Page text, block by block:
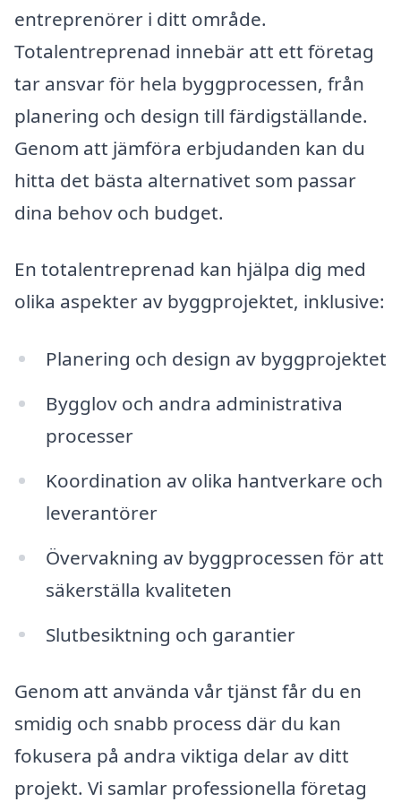
entreprenörer i ditt område.
Totalentreprenad innebär att ett företag
tar ansvar för hela byggprocessen, från
planering och design till färdigställande.
Genom att jämföra erbjudanden kan du
hitta det bästa alternativet som passar
dina behov och budget.
En totalentreprenad kan hjälpa dig med
olika aspekter av byggprojektet, inklusive:
Planering och design av byggprojektet
Bygglov och andra administrativa
processer
Koordination av olika hantverkare och
leverantörer
Övervakning av byggprocessen för att
säkerställa kvaliteten
Slutbesiktning och garantier
Genom att använda vår tjänst får du en
smidig och snabb process där du kan
fokusera på andra viktiga delar av ditt
projekt. Vi samlar professionella företag